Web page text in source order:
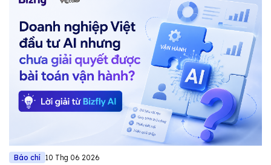
Báo chí 10 Thg 06 2026